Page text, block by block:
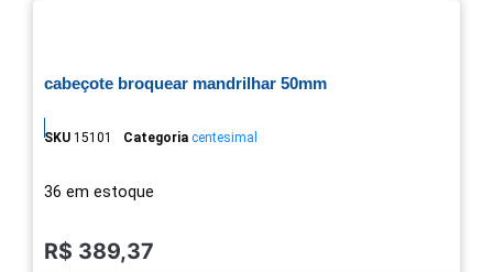
cabeçote broquear mandrilhar 50mm
SKU 15101 Categoria centesimal
36 em estoque
R$ 389,37